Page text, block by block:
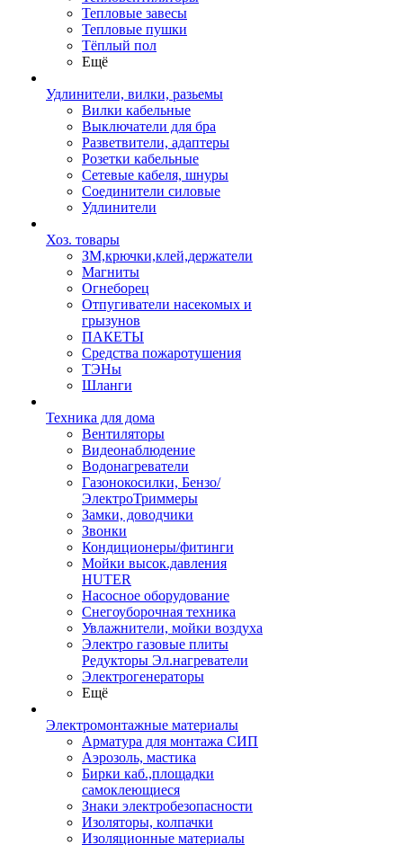
Тепловые завесы
Тепловые пушки
Тёплый пол
Ещё
Удлинители, вилки, разьемы
Вилки кабельные
Выключатели для бра
Разветвители, адаптеры
Розетки кабельные
Сетевые кабеля, шнуры
Соединители силовые
Удлинители
Хоз. товары
ЗМ,крючки,клей,держатели
Магниты
Огнеборец
Отпугиватели насекомых и
грызунов
ПАКЕТЫ
Средства пожаротушения
ТЭНы
Шланги
Техника для дома
Вентиляторы
Видеонаблюдение
Водонагреватели
Газонокосилки, Бензо/
ЭлектроТриммеры
Замки, доводчики
Звонки
Кондиционеры/фитинги
Мойки высок.давления
HUTER
Насосное оборудование
Снегоуборочная техника
Увлажнители, мойки воздуха
Электро газовые плиты
Редукторы Эл.нагреватели
Электрогенераторы
Ещё
Электромонтажные материалы
Арматура для монтажа СИП
Аэрозоль, мастика
Бирки каб.,площадки
самоклеющиеся
Знаки электробезопасности
Изоляторы, колпачки
Изоляционные материалы